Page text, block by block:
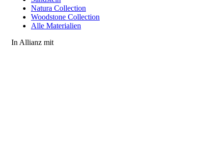
Natura Collection
Woodstone Collection
Alle Materialien
In Allianz mit